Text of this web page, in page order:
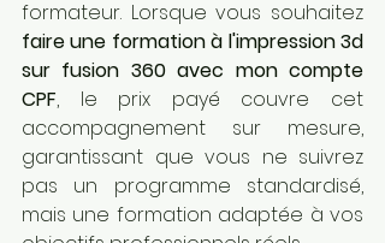
faire une formation à l'impression 3d
sur fusion 360 avec mon compte
CPF, le prix payé couvre cet
accompagnement sur mesure,
garantissant que vous ne suivrez
pas un programme standardisé,
mais une formation adaptée à vos